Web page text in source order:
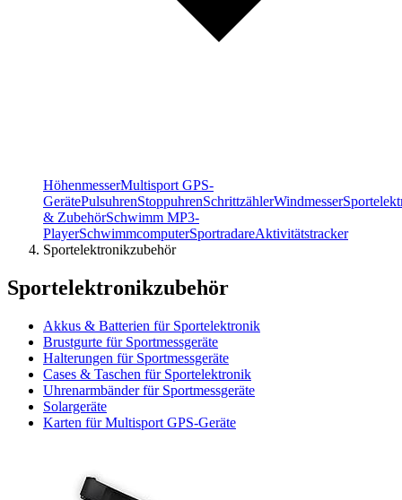
HöhenmesserMultisport GPS-
GerätePulsuhrenStoppuhrenSchrittzählerWindmesser
& ZubehörSchwimm MP3-
PlayerSchwimmcomputerSportradareAktivitätstracker
Sportelektronikzubehör
Sportelektronikzubehör
Akkus & Batterien für Sportelektronik
Brustgurte für Sportmessgeräte
Halterungen für Sportmessgeräte
Cases & Taschen für Sportelektronik
Uhrenarmbänder für Sportmessgeräte
Solargeräte
Karten für Multisport GPS-Geräte